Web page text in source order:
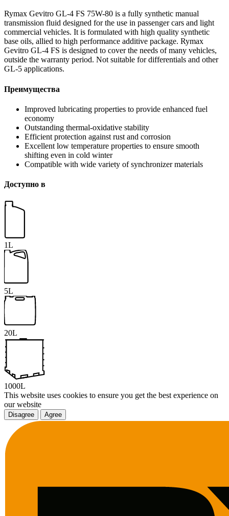
Rymax Gevitro GL-4 FS 75W-80 is a fully synthetic manual
transmission fluid designed for the use in passenger cars and light
commercial vehicles. It is formulated with high quality synthetic
base oils, allied to high performance additive package. Rymax
Gevitro GL-4 FS is designed to cover the needs of many vehicles,
outside the warranty period. Not suitable for differentials and other
GL-5 applications.
Преимущества
Improved lubricating properties to provide enhanced fuel
economy
Outstanding thermal-oxidative stability
Efficient protection against rust and corrosion
Excellent low temperature properties to ensure smooth
shifting even in cold winter
Compatible with wide variety of synchronizer materials
Доступно в
1L
5L
20L
1000L
This website uses cookies to ensure you get the best experience on
our website
Disagree Agree